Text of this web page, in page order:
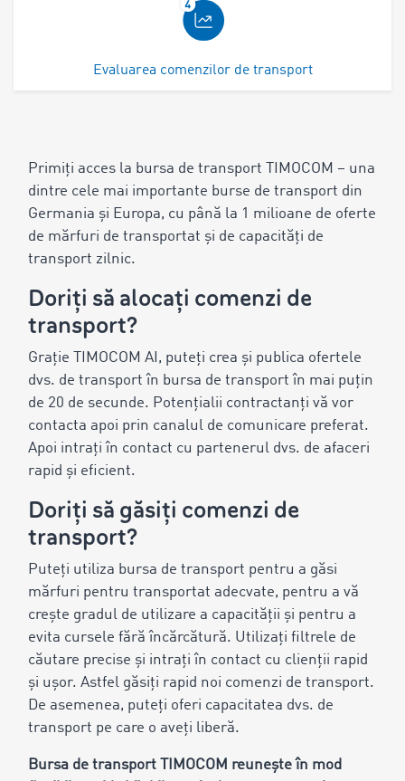
Evaluarea comenzilor de transport
Primiți acces la bursa de transport TIMOCOM – una
dintre cele mai importante burse de transport din
Germania și Europa, cu până la 1 milioane de oferte
de mărfuri de transportat și de capacități de
transport zilnic.
Doriți să alocați comenzi de
transport?
Grație TIMOCOM AI, puteți crea și publica ofertele
dvs. de transport în bursa de transport în mai puțin
de 20 de secunde. Potențialii contractanți vă vor
contacta apoi prin canalul de comunicare preferat.
Apoi intrați în contact cu partenerul dvs. de afaceri
rapid și eficient.
Doriți să găsiți comenzi de
transport?
Puteți utiliza bursa de transport pentru a găsi
mărfuri pentru transportat adecvate, pentru a vă
crește gradul de utilizare a capacității și pentru a
evita cursele fără încărcătură. Utilizați filtrele de
căutare precise și intrați în contact cu clienții rapid
și ușor. Astfel găsiți rapid noi comenzi de transport.
De asemenea, puteți oferi capacitatea dvs. de
transport pe care o aveți liberă.
Bursa de transport TIMOCOM reunește în mod